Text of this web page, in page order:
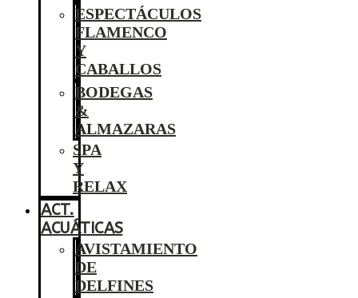
ESPECTÁCULOS
FLAMENCO
Y
CABALLOS
BODEGAS
&
ALMAZARAS
SPA
Y
RELAX
ACT.
ACUÁTICAS
AVISTAMIENTO
DE
DELFINES